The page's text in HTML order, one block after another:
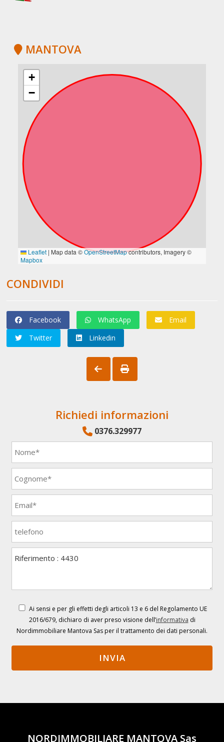
MANTOVA
CONDIVIDI
Facebook WhatsApp
Email
Twitter
Linkedin
Richiedi informazioni
0376.329977
Ai sensi e per gli effetti degli articoli 13 e 6 del Regolamento UE
2016/679, dichiaro di aver preso visione dell’informativa di
Nordimmobiliare Mantova Sas per il trattamento dei dati personali.
NORDIMMOBILIARE MANTOVA Sas